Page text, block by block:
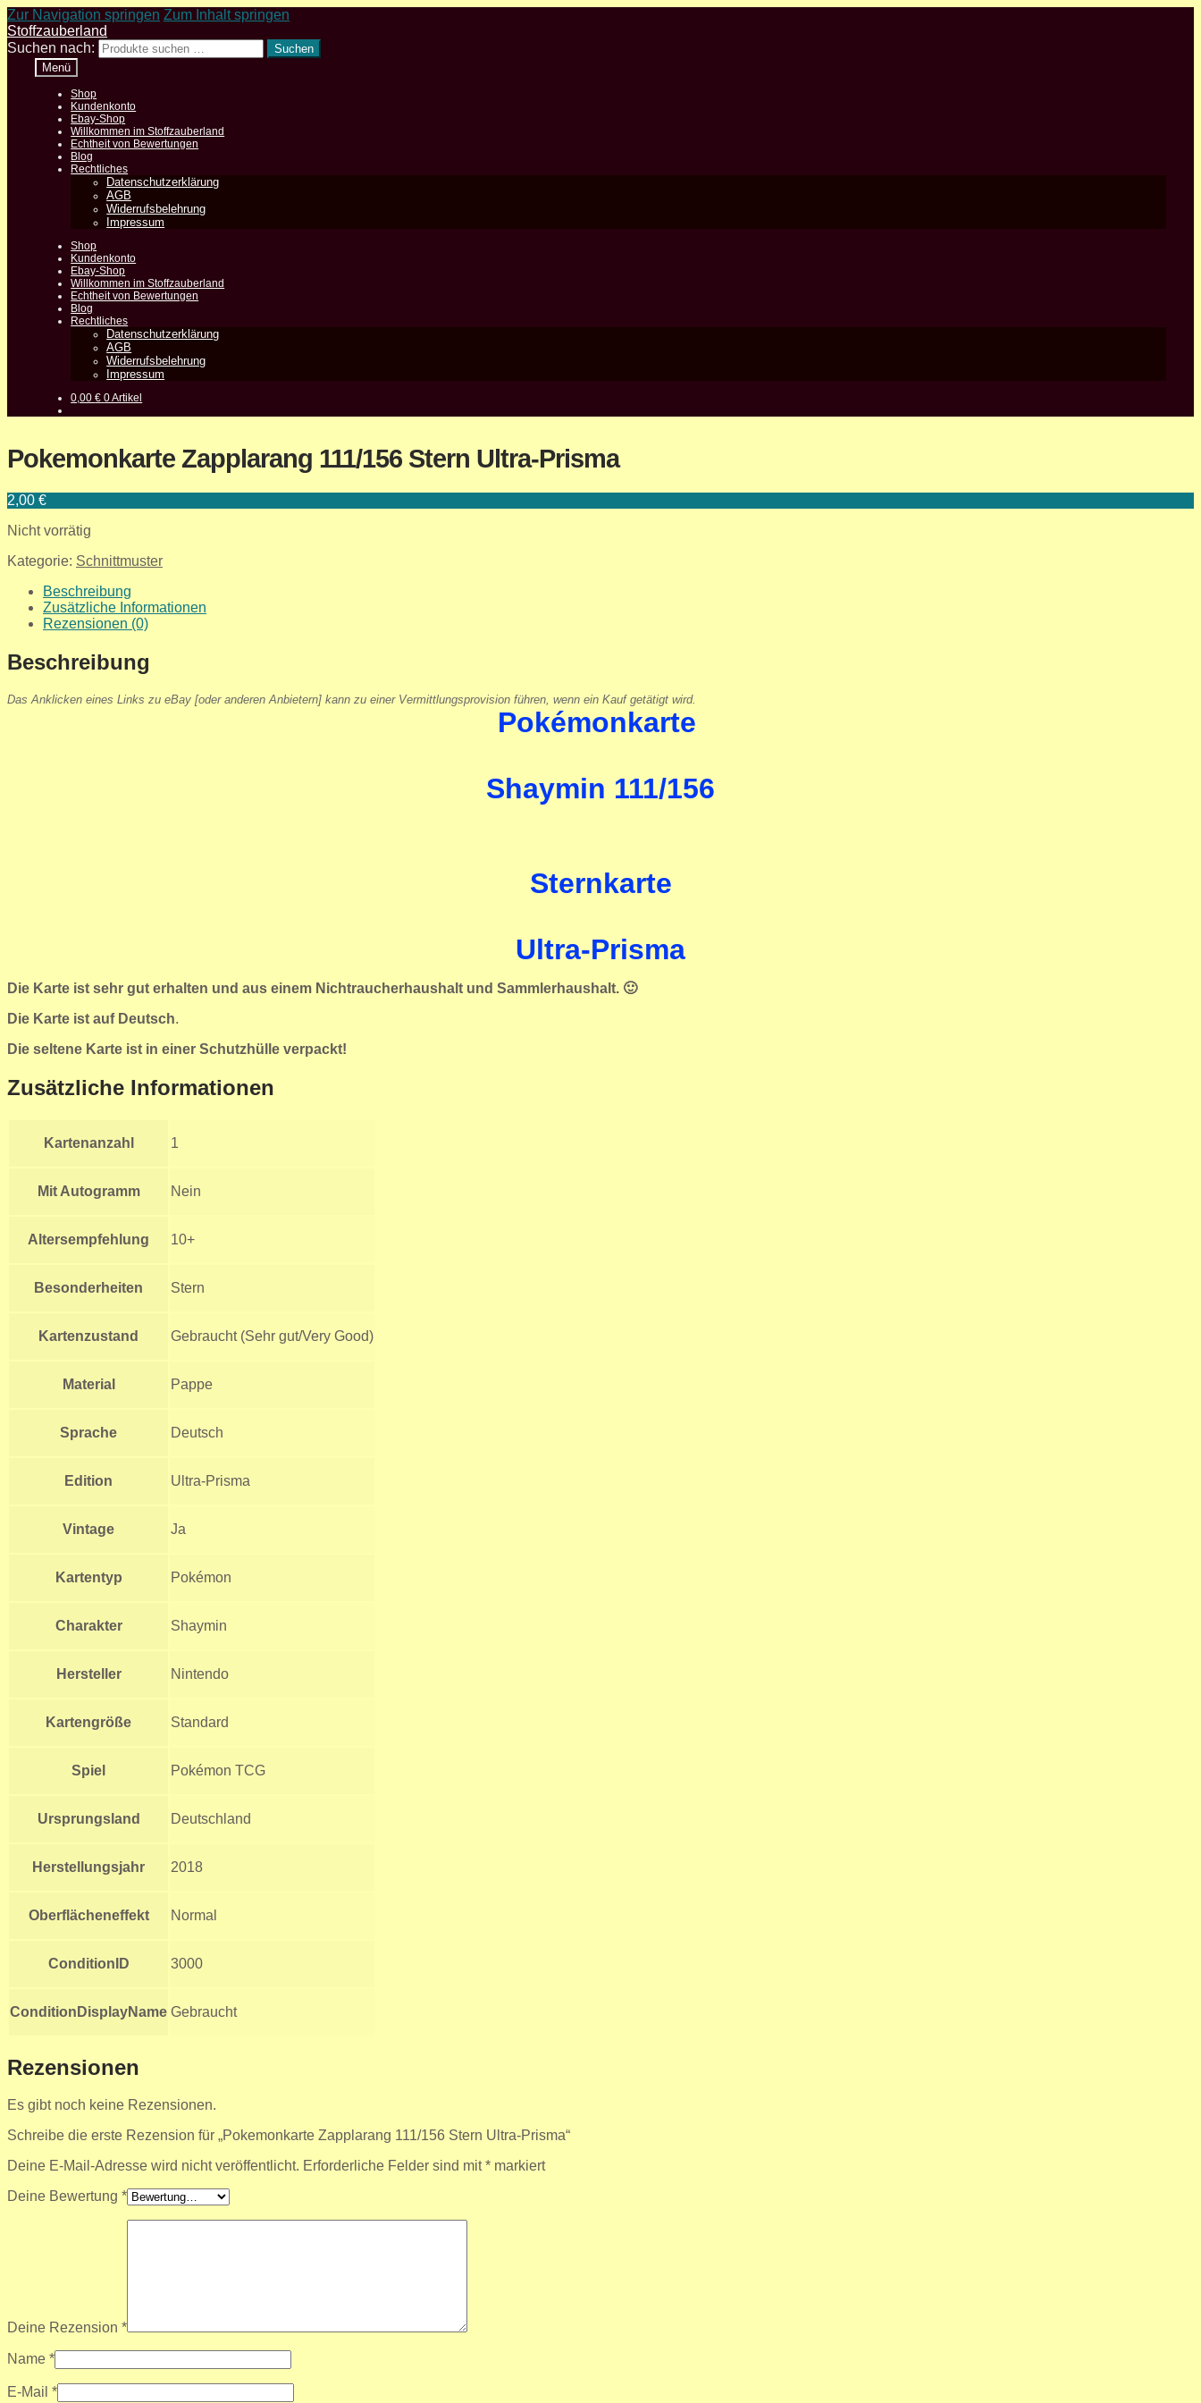
Zur Navigation springen Zum Inhalt springen
Stoffzauberland
Suchen nach:
Suchen
Menü
Shop
Kundenkonto
Ebay-Shop
Willkommen im Stoffzauberland
Echtheit von Bewertungen
Blog
Rechtliches
Datenschutzerklärung
AGB
Widerrufsbelehrung
Impressum
Shop
Kundenkonto
Ebay-Shop
Willkommen im Stoffzauberland
Echtheit von Bewertungen
Blog
Rechtliches
Datenschutzerklärung
AGB
Widerrufsbelehrung
Impressum
0,00€ 0 Artikel
Pokemonkarte Zapplarang 111/156 Stern Ultra-Prisma
2,00 €
Nicht vorrätig
Kategorie: Schnittmuster
Beschreibung
Zusätzliche Informationen
Rezensionen (0)
Beschreibung
Das Anklicken eines Links zu eBay [oder anderen Anbietern] kann zu einer Vermittlungsprovision führen, wenn ein Kauf getätigt wird.
Pokémonkarte
Shaymin 111/156
Sternkarte
Ultra-Prisma
Die Karte ist sehr gut erhalten und aus einem Nichtraucherhaushalt und Sammlerhaushalt. 🙂
Die Karte ist auf Deutsch.
Die seltene Karte ist in einer Schutzhülle verpackt!
Zusätzliche Informationen
Kartenanzahl 1
Mit Autogramm Nein
Altersempfehlung 10+
Besonderheiten Stern
Kartenzustand Gebraucht (Sehr gut/Very Good)
Material Pappe
Sprache Deutsch
Edition Ultra-Prisma
Vintage Ja
Kartentyp Pokémon
Charakter Shaymin
Hersteller Nintendo
Kartengröße Standard
Spiel Pokémon TCG
Ursprungsland Deutschland
Herstellungsjahr 2018
Oberflächeneffekt Normal
ConditionID 3000
ConditionDisplayName Gebraucht
Rezensionen
Es gibt noch keine Rezensionen.
Schreibe die erste Rezension für „Pokemonkarte Zapplarang 111/156 Stern Ultra-Prisma“
Deine E-Mail-Adresse wird nicht veröffentlicht. Erforderliche Felder sind mit* markiert
Deine Bewertung *
Deine Rezension *
Name *
E-Mail *